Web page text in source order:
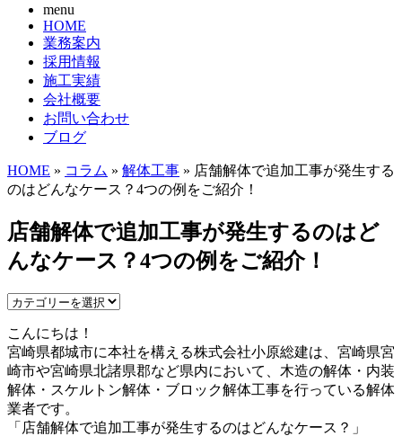
menu
HOME
業務案内
採用情報
施工実績
会社概要
お問い合わせ
ブログ
HOME » コラム » 解体工事 » 店舗解体で追加工事が発生する
のはどんなケース？4つの例をご紹介！
店舗解体で追加工事が発生するのはど
んなケース？4つの例をご紹介！
こんにちは！
宮崎県都城市に本社を構える株式会社小原総建は、宮崎県宮
崎市や宮崎県北諸県郡など県内において、木造の解体・内装
解体・スケルトン解体・ブロック解体工事を行っている解体
業者です。
「店舗解体で追加工事が発生するのはどんなケース？」